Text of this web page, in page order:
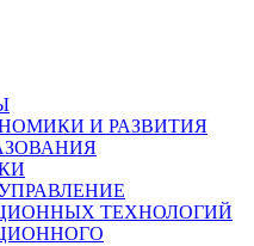
И РАЗВИТИЯ
ТЕХНОЛОГИЙ